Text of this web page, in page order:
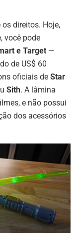
direitos. Hoje,
você pode
e Target —
de US$ 60
oficiais de Star
Sith. A lâmina
e não possui
dos acessórios